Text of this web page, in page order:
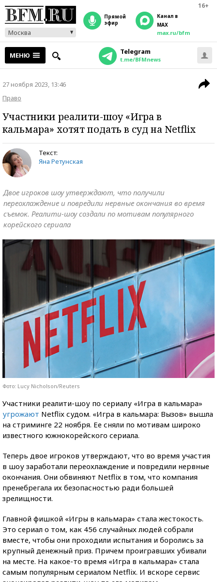
16+
Москва
прямой
эфир
Канал в
MAX
max.ru/bfm
МЕНЮ Telegram
t.me/BFMnews
27 ноября 2023, 13:46
Право
Участники реалити-шоу «Игра в
кальмара» хотят подать в суд на Netflix
Текст:
Яна Ретунская
Двое игроков шоу утверждают, что получили
переохлаждение и повредили нервные окончания во время
съемок. Реалити-шоу создали по мотивам популярного
корейского сериала
Фото: Lucy Nicholson/Reuters
Участники реалити-шоу по сериалу «Игра в кальмара»
угрожают Netflix судом. «Игра в кальмара: Вызов» вышла
на стриминге 22 ноября. Ее сняли по мотивам широко
известного южнокорейского сериала.
Теперь двое игроков утверждают, что во время участия
в шоу заработали переохлаждение и повредили нервные
окончания. Они обвиняют Netflix в том, что компания
пренебрегала их безопасностью ради большей
зрелищности.
Главной фишкой «Игры в кальмара» стала жестокость.
Это сериал о том, как 456 случайных людей собрали
вместе, чтобы они проходили испытания и боролись за
крупный денежный приз. Причем проигравших убивали
на месте. На какое-то время «Игра в кальмара» стала
самым популярным сериалом Netflix. И вскоре сервис